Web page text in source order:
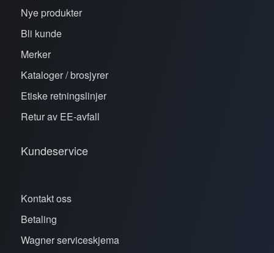
Nye produkter
Bli kunde
Merker
Kataloger / brosjyrer
Etiske retningslinjer
Retur av EE-avfall
Kundeservice
Kontakt oss
Betaling
Wagner serviceskjema